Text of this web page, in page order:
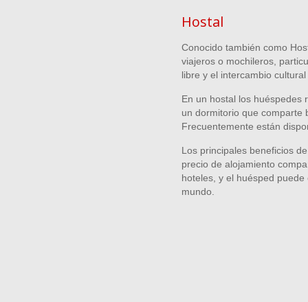
Hostal
Conocido también como
viajeros o mochileros,
libre y el intercambio
En un hostal los huéspedes
un dormitorio que comparte
Frecuentemente están
Los principales beneficios
precio de alojamiento
hoteles, y el huésped
mundo.